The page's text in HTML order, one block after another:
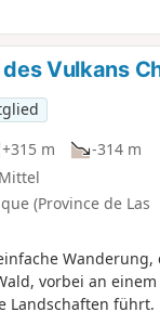
wenn man bis
steiler
wenn man die
ganz in der Nähe.
Vulkans
+315 m
-314 m
Mittel
(Province de Las
vorbei an
Landschaften führt.